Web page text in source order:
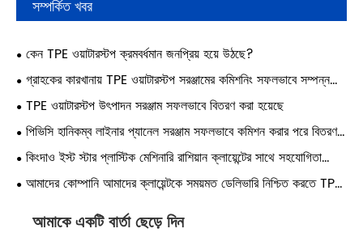
সম্পর্কিত খবর
কেন TPE ওয়াটারস্টপ ক্রমবর্ধমান জনপ্রিয় হয়ে উঠছে?
গ্রাহকের কারখানায় TPE ওয়াটারস্টপ সরঞ্জামের কমিশনিং সফলভাবে সম্পন্ন
হয়েছে, বহু-কার্যকরী সরঞ্জাম বৈচিত্র্যময় উত্পাদন সক্ষম করে।
TPE ওয়াটারস্টপ উৎপাদন সরঞ্জাম সফলভাবে বিতরণ করা হয়েছে
পিভিসি হানিকম্ব লাইনার প্যানেল সরঞ্জাম সফলভাবে কমিশন করার পরে বিতরণ
করা হয়েছে
কিংদাও ইস্ট স্টার প্লাস্টিক মেশিনারি রাশিয়ান ক্লায়েন্টের সাথে সহযোগিতা
চুক্তি স্বাক্ষর করেছে
আমাদের কোম্পানি আমাদের ক্লায়েন্টকে সময়মত ডেলিভারি নিশ্চিত করতে TPE
আমাকে একটি বার্তা ছেড়ে দিন